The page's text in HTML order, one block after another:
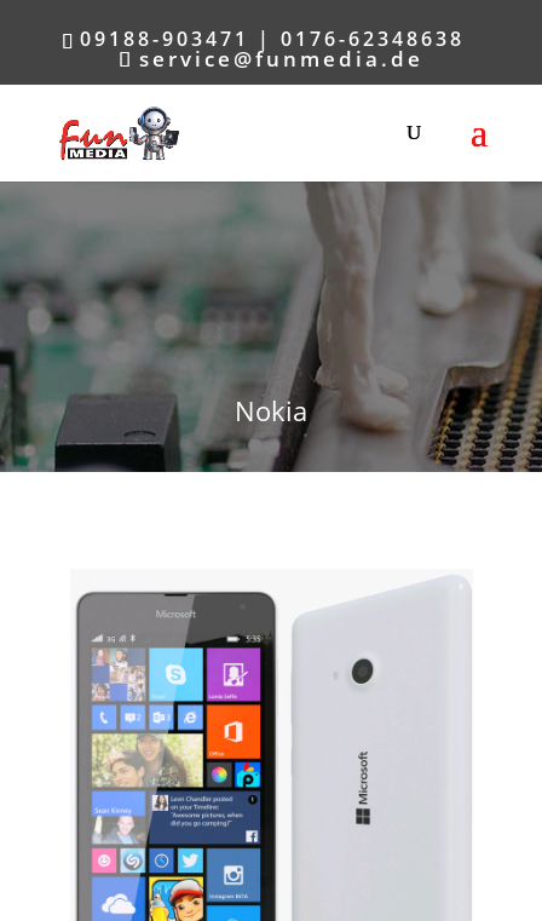
09188-903471 | 0176-62348638
service@funmedia.de
Nokia